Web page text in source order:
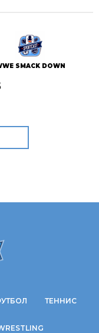
SMACK DOWN
ТЕННИС